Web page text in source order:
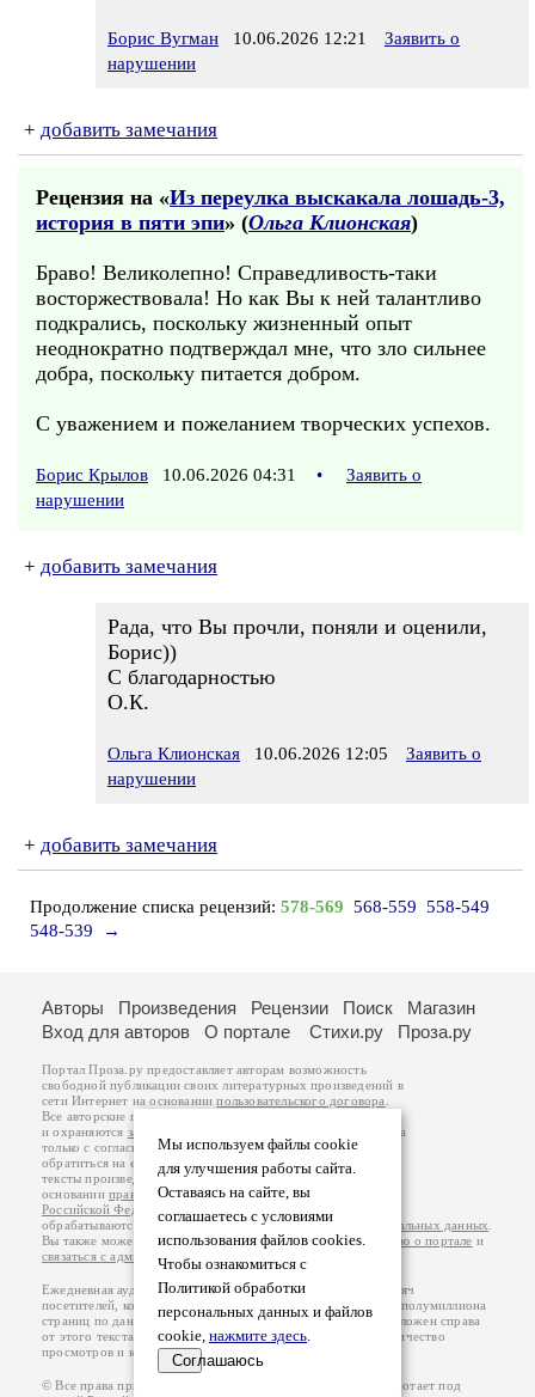
Борис Вугман 10.06.2026 12:21
Заявить о
нарушении
+ добавить замечания
Рецензия на «Из переулка выскакала лошадь-3,
история в пяти эпи» (Ольга Клионская)
Браво! Великолепно! Справедливость-таки
восторжествовала! Но как Вы к ней талантливо
подкрались, поскольку жизненный опыт
неоднократно подтверждал мне, что зло сильнее
добра, поскольку питается добром.
С уважением и пожеланием творческих успехов.
Борис Крылов 10.06.2026 04:31 •
Заявить о
нарушении
+ добавить замечания
Рада, что Вы прочли, поняли и оценили,
Борис))
С благодарностью
О.К.
Ольга Клионская 10.06.2026 12:05
Заявить о
нарушении
+ добавить замечания
Продолжение списка рецензий: 578-569 568-559 558-549
548-539
→
Мы используем файлы cookie
для улучшения работы сайта.
Оставаясь на сайте, вы
соглашаетесь с условиями
использования файлов cookies.
Чтобы ознакомиться с
Политикой обработки
персональных данных и файлов
cookie, нажмите здесь.
Соглашаюсь
Авторы Произведения Рецензии Поиск
Магазин
Вход для авторов
О портале Стихи.ру Проза.ру
Портал Проза.ру предоставляет авторам возможность
свободной публикации своих литературных произведений в
сети Интернет на основаниипользовательского договора
Все авторские права на произведения принадлежат авторам
и охраняются законом
. Перепечатка произведений возможна
только с согласия его автора, к которому вы можете
обратиться на его авторской странице. Ответственность за
тексты произведений авторы несут самостоятельно на
основанииправил публикацииизаконодательства
Российской Федерации
обрабатываются на основанииПолитики обработки персональных данных
Вы также можете посмотреть более подробнуюинформацию о портале и
связаться с администрацией
Ежедневная аудитория портала Проза.ру – порядка 100 тысяч
посетителей, которые в общей сумме просматривают более полумиллиона
страниц по данным счетчика посещаемости, который расположен справа
от этого текста. В каждой графе указано по две цифры: количество
просмотров и количество посетителей.
© Все права принадлежат авторам, 2000-2026. Портал работает под